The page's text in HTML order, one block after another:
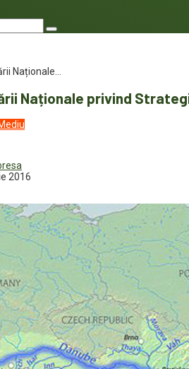
Naționale…
Naționale privind
2016